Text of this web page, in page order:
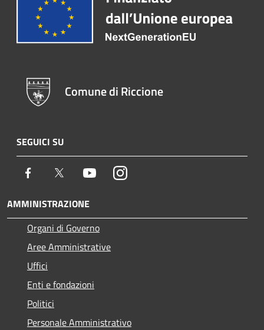
Comune di Riccione
SEGUICI SU
Facebook Twitter YoutubeInstagram
AMMINISTRAZIONE
Organi di Governo
Aree Amministrative
Uffici
Enti e fondazioni
Politici
Personale Amministrativo